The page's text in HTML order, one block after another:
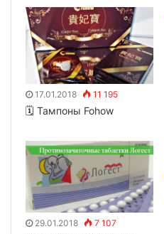
17.01.2018 11 195
🗓 Тампоны Fohow
29.01.2018 7 107